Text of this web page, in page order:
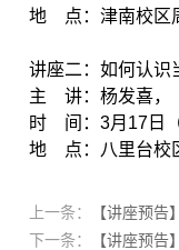
地 点：津南校区
讲座二：如何认识
主 讲：杨发喜，
时 间：3月17日
地 点：八里台校
上一条：
【讲座预
下一条：
【讲座预